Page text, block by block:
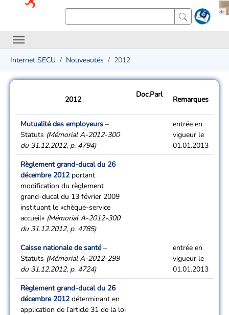
Internet SECU Nouveautés 2012
2012
Doc.Parl
Remarques
Mutualité des employeurs –
Statuts (Mémorial A-2012-300
du 31.12.2012, p. 4794)
entrée en
vigueur le
01.01.2013
Règlement grand-ducal du 26
décembre 2012 portant
modification du règlement
grand-ducal du 13 février 2009
instituant le «chèque-service
accueil» (Mémorial A-2012-300
du 31.12.2012, p. 4785)
Caisse nationale de santé–
Statuts (Mémorial A-2012-299
du 31.12.2012, p. 4724)
entrée en
vigueur le
01.01.2013
Règlement grand-ducal du 26
décembre 2012 déterminant en
application de l’article 31 de la loi